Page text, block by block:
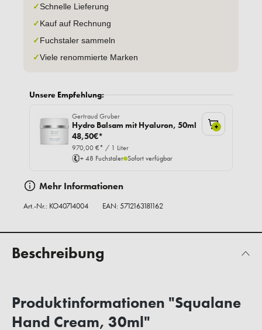
✓Schnelle Lieferung
✓Kauf auf Rechnung
✓Fuchstaler sammeln
✓Viele renommierte Marken
Unsere Empfehlung:
Gertraud Gruber
Hydro Balsam mit Hyaluron, 50ml
48,50€*
970,00 €* / 1 Liter
+ 48 Fuchstaler Sofort verfügbar
+
Mehr Informationen
Art.-Nr.: KO40714004 EAN: 5712163181162
Beschreibung
Produktinformationen "Squalane
Hand Cream, 30ml"